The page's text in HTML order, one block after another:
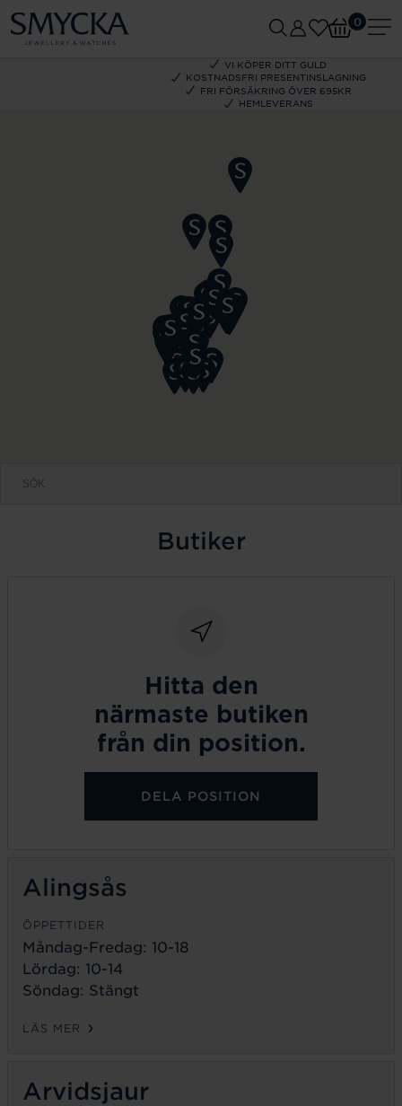
VI KÖPER DITT GULD
KOSTNADSFRI PRESENTINSLAGNING
FRI FÖRSÄKRING ÖVER 695KR
HEMLEVERANS
0
Butiker
Hitta den
närmaste butiken
från din position.
DELA POSITION
Alingsås
ÖPPETTIDER
Måndag-Fredag: 10-18
Lördag: 10-14
Söndag: Stängt
LÄS MER
Arvidsjaur